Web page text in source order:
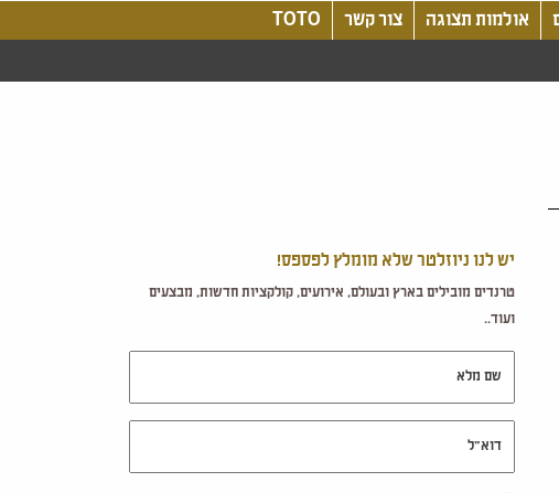
אולמות תצוגה צור קשר TOTO
יש לנו ניוזלטר שלא מומלץ לפספס!
טרנדים מובילים בארץ ובעולם, אירועים, קולקציות חדשות, מבצעים
ועוד..